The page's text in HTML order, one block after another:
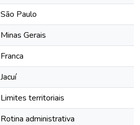
São Paulo
Minas Gerais
Franca
Jacuí
Limites territoriais
Rotina administrativa